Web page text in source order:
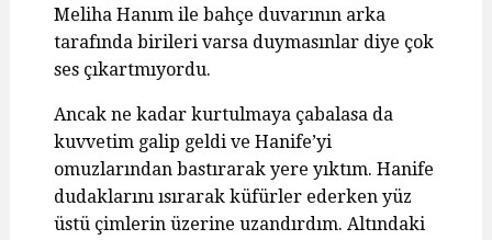
Meliha Hanım ile bahçe duvarının arka
tarafında birileri varsa duymasınlar diye çok
ses çıkartmıyordu.
Ancak ne kadar kurtulmaya çabalasa da
kuvvetim galip geldi ve Hanife’yi
omuzlarından bastırarak yere yıktım. Hanife
dudaklarını ısırarak küfürler ederken yüz
üstü çimlerin üzerine uzandırdım. Altındaki